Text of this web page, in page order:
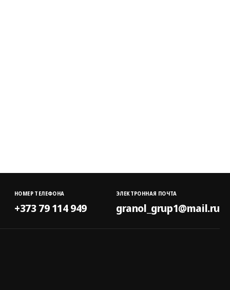
НОМЕР ТЕЛЕФОНА
+373 79 114 949
ЭЛЕКТРОННАЯ ПОЧТА
granol_grup1@mail.ru